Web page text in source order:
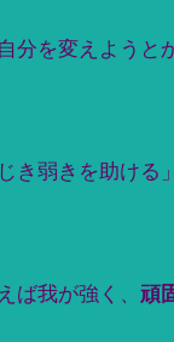
分を変えようと
き弱きを助ける
ば我が強く、 頑